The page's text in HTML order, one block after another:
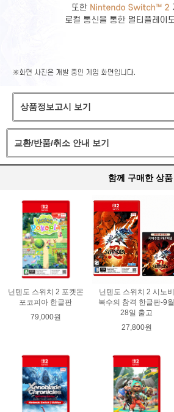
상품정보고시 보기
교환/반품/취소 안내 보기
함께 구매한 상품
닌텐도 스위치 2 포켓몬
포코피아 한글판
79,000원
닌텐도 스위치 2 시노비
복수의 참격 한글판-9월
28일 출고
27,800원